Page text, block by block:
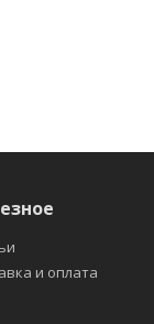
и оплата